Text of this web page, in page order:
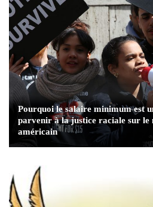
Pourquoi le salaire minimum est
parvenir à la justice raciale sur
américain